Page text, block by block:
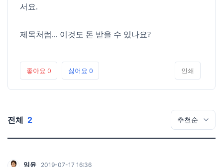
서요.
제목처럼... 이것도 돈 받을 수 있나요?
좋아요 0 싫어요 0 인쇄
전체 2
임윤 2019-07-17 16:36